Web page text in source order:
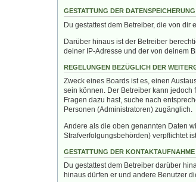
GESTATTUNG DER DATENSPEICHERUNG
Du gestattest dem Betreiber, die von
Darüber hinaus ist der Betreiber
deiner IP-Adresse und der von deinem
REGELUNGEN BEZÜGLICH DER
Zweck eines Boards ist es, einen
sein können. Der Betreiber kann jedoch
Fragen dazu hast, suche nach
Personen (Administratoren) zugänglich.
Andere als die oben genannten Daten
Strafverfolgungsbehörden) verpflichtet
GESTATTUNG DER KONTAKTAUFNAHME
Du gestattest dem Betreiber darüber
hinaus dürfen er und andere Benutzer